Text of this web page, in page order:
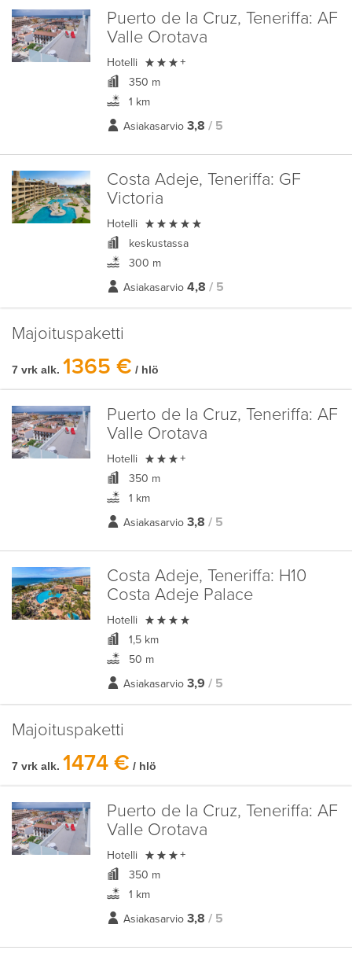
Puerto de la Cruz, Teneriffa: AF
Valle Orotava
Hotelli  +
350 m
1 km
Asiakasarvio 3,8 / 5
Costa Adeje, Teneriffa: GF
Victoria
Hotelli 
keskustassa
300 m
Asiakasarvio 4,8 / 5
Majoituspaketti
7 vrk alk. 1365 € / hlö
Puerto de la Cruz, Teneriffa: AF
Valle Orotava
Hotelli  +
350 m
1 km
Asiakasarvio 3,8 / 5
Costa Adeje, Teneriffa: H10
Costa Adeje Palace
Hotelli 
1,5 km
50 m
Asiakasarvio 3,9 / 5
Majoituspaketti
7 vrk alk. 1474 € / hlö
Puerto de la Cruz, Teneriffa: AF
Valle Orotava
Hotelli  +
350 m
1 km
Asiakasarvio 3,8 / 5